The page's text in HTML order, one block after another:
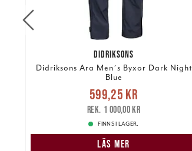
DIDRIKSONS
Didriksons Ara Men´s Byxor Dark Night
Blue
Nuvarande pris
599,25 krTidigare pris
1 000,00 kr
599,25 kr
1 000,00 kr
FINNS I LAGER.
LÄS MER